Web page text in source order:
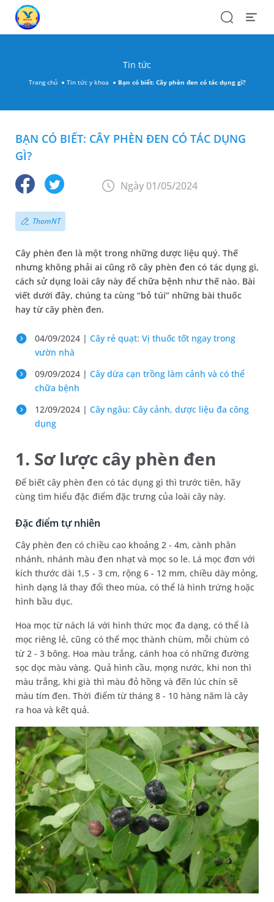
SearchOpen
Tin tức
Trang chủ Tin tức y khoa Bạn có biết: Cây phèn đen có tác dụng gì?
BẠN CÓ BIẾT: CÂY PHÈN ĐEN CÓ TÁC DỤNG
GÌ?
Ngày 01/05/2024
ThomNT
Cây phèn đen là một trong những dược liệu quý. Thế
nhưng không phải ai cũng rõ cây phèn đen có tác dụng gì,
cách sử dụng loài cây này để chữa bệnh như thế nào. Bài
viết dưới đây, chúng ta cùng “bỏ túi” những bài thuốc
hay từ cây phèn đen.
04/09/2024 | Cây rẻ quạt: Vị thuốc tốt ngay trong
vườn nhà
09/09/2024 | Cây dừa cạn trồng làm cảnh và có thể
chữa bệnh
12/09/2024 | Cây ngâu: Cây cảnh, dược liệu đa công
dụng
1. Sơ lược cây phèn đen
Để biết cây phèn đen có tác dụng gì thì trước tiên, hãy
cùng tìm hiểu đặc điểm đặc trưng của loài cây này.
Đặc điểm tự nhiên
Cây phèn đen có chiều cao khoảng 2 - 4m, cành phân
nhánh, nhánh màu đen nhạt và mọc so le. Lá mọc đơn với
kích thước dài 1,5 - 3 cm, rộng 6 - 12 mm, chiều dày mỏng,
hình dạng lá thay đổi theo mùa, có thể là hình trứng hoặc
hình bầu dục.
Hoa mọc từ nách lá với hình thức mọc đa dạng, có thể là
mọc riêng lẻ, cũng có thể mọc thành chùm, mỗi chùm có
từ 2 - 3 bông. Hoa màu trắng, cánh hoa có những đường
sọc dọc màu vàng. Quả hình cầu, mọng nước, khi non thì
màu trắng, khi già thì màu đỏ hồng và đến lúc chín sẽ
màu tím đen. Thời điểm từ tháng 8 - 10 hàng năm là cây
ra hoa và kết quả.